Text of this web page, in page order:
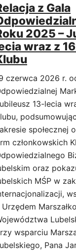
z Gala
2025 –
wraz z
czerwca 2026 r.
13-lecia
społecznej
członkowskich
oraz
MŚP w
Urzędem
wsparciu
Pana